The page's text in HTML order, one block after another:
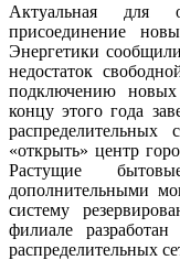
Актуальная для
присоединение
Энергетики
недостаток
подключению
концу этого года
«открыть» центр
Растущие
дополнительными
систему
филиале
распределительных